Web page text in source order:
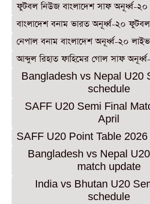
ফুটবল নিউজ বাংলাদেশ সাফ অনূর্ধ্ব-২০
বাংলাদেশ বনাম ভারত অনূর্ধ্ব-২০
নেপাল বনাম বাংলাদেশ অনূর্ধ্ব-২০
আব্দুল রিহাত ফাহিমের গোল সাফ
Bangladesh vs Nepal U20
schedule
SAFF U20 Semi Final
April
SAFF U20 Point Table 2026
Bangladesh vs Nepal
match update
India vs Bhutan U20
schedule